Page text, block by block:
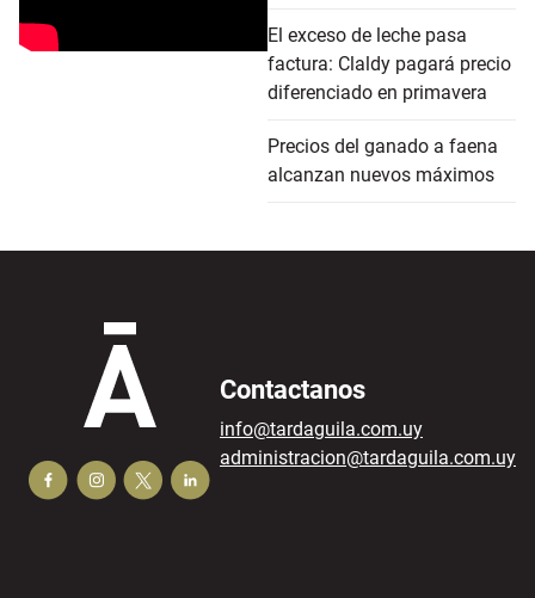
El exceso de leche pasa
factura: Claldy pagará precio
diferenciado en primavera
Precios del ganado a faena
alcanzan nuevos máximos
Contactanos
info@tardaguila.com.uy
administracion@tardaguila.com.uy